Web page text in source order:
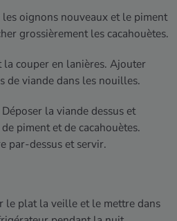
oignons nouveaux et le piment
grossièrement les cacahouètes.
couper en lanières. Ajouter
de viande dans les nouilles.
la viande dessus et
piment et de cacahouètes.
par-dessus et servir.
le plat la veille et le mettre dans